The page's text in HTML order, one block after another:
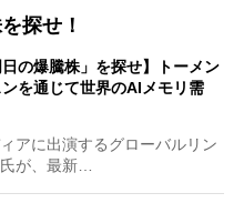
探せ！
日の爆騰株」を探せ】トーメン
を通じて世界のAIメモリ需
アに出演するグローバルリン
が、最新…